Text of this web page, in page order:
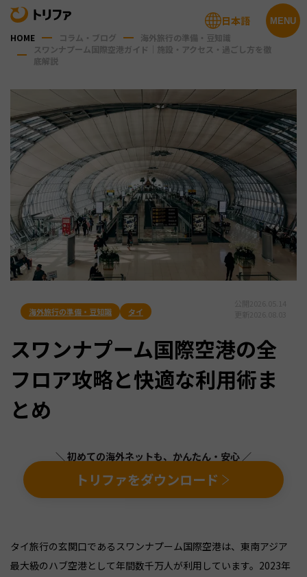
MENU
日本語
HOME コラム・ブログ
海外旅行の準備・豆知識
スワンナプーム国際空港ガイド｜施設・アクセス・過ごし方を徹
底解説
海外旅行の準備・豆知識 タイ
スワンナプーム国際空港の全
フロア攻略と快適な利用術ま
とめ
＼ 初めての海外ネットも、かんたん・安心 ／
トリファをダウンロード
タイ旅行の玄関口であるスワンナプーム国際空港は、東南アジア
最大級のハブ空港として年間数千万人が利用しています。2023年